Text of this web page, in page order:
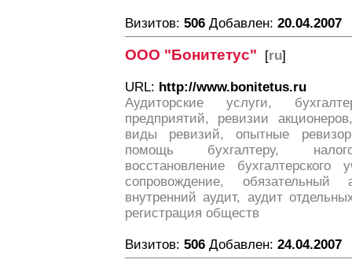
Визитов: 506 Добавлен: 20.04.2007
ООО "Бонитетус" [ru]
URL: http://www.bonitetus.ru
Аудиторские услуги,
предприятий, ревизии
виды ревизий, опытные
помощь бухгалтеру,
восстановление бухгалтерского
сопровождение, обязательный
внутренний аудит, аудит
регистрация обществ
Визитов: 506 Добавлен: 24.04.2007